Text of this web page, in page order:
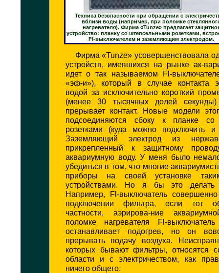
Техника безопасности при обращении с
вблизи воды (например, при поломке
нагревателя). Фирма «Tunze» предлагает
устройство: планку со штепсельными розетками,
FI-выключателем и заземляющим электродом.
Фирма «Tunze» усовершенствовала
устройств, имевшихся на рынке ак-
идет о так называемом Fl-
«эф-и»), который в случае контакта
водой за исключительно короткий
(менее 30 тысячных долей секунды)
прерывает контакт. Новые модели
подсоединяются сбоку к планке со
розетками (куда можно подключить и
Заземляющий электрод из
прикрепленный к защитному
аквариумную воду. У меня было
убедиться в том, что многие
приборы на своей установке
устройствами. Но я бы это делать
Например, Fl-выключатель
подключении фильтра, если тот
частности, аэрирова-ние
поломке нагревателя Fl-выключатель
останавливает подогрев, но он
прерывать подачу воздуха.
которых бывают фильтры, относятся
области и с электричеством, как
ничего общего.